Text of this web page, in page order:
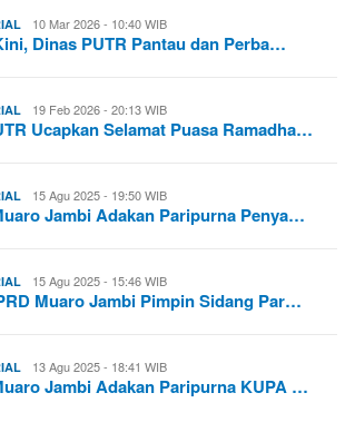
10 Mar 2026 - 10:40 WIB
Dinas PUTR Pantau dan Perba…
19 Feb 2026 - 20:13 WIB
Ucapkan Selamat Puasa Ramadha…
15 Agu 2025 - 19:50 WIB
Jambi Adakan Paripurna Penya…
15 Agu 2025 - 15:46 WIB
Muaro Jambi Pimpin Sidang Par…
13 Agu 2025 - 18:41 WIB
Jambi Adakan Paripurna KUPA …